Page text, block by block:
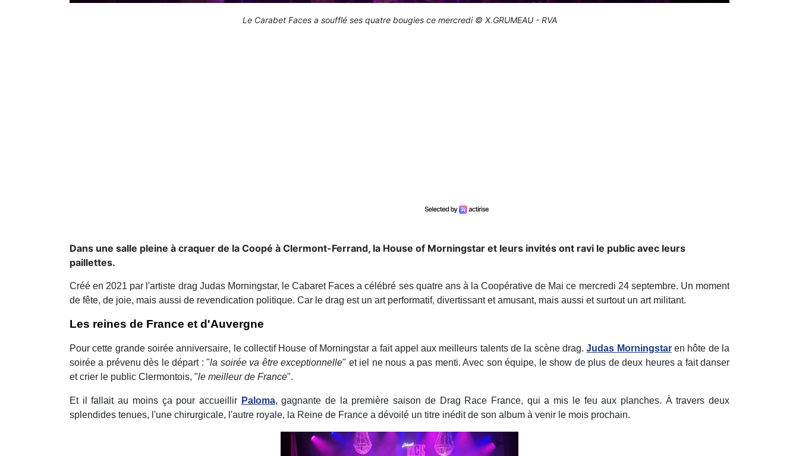
Le Carabet Faces a soufflé ses quatre bougies ce mercredi © X.GRUMEAU - RVA
Dans une salle pleine à craquer de la Coopé à Clermont-Ferrand, la House of Morningstar et leurs invités ont ravi le public avec leurs
paillettes.
Créé en 2021 par l'artiste drag Judas Morningstar, le Cabaret Faces a célébré ses quatre ans à la Coopérative de Mai ce mercredi 24 septembre. Un moment
de fête, de joie, mais aussi de revendication politique. Car le drag est un art performatif, divertissant et amusant, mais aussi et surtout un art militant.
Les reines de France et d'Auvergne
Pour cette grande soirée anniversaire, le collectif House of Morningstar a fait appel aux meilleurs talents de la scène drag.Judas Morningstaren hôte de la
soirée a prévenu dès le départ : "la soirée va être exceptionnelle" et iel ne nous a pas menti. Avec son équipe, le show de plus de deux heures a fait danser
et crier le public Clermontois, "le meilleur de France".
Et il fallait au moins ça pour accueillir Paloma, gagnante de la première saison de Drag Race France, qui a mis le feu aux planches. À travers deux
splendides tenues, l'une chirurgicale, l'autre royale, la Reine de France a dévoilé un titre inédit de son album à venir le mois prochain.